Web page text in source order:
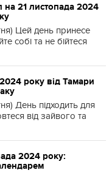
21 листопада 2024
Цей день принесе
собі та не бійтеся
року від Тамари
День підходить для
від зайвого та
2024 року: